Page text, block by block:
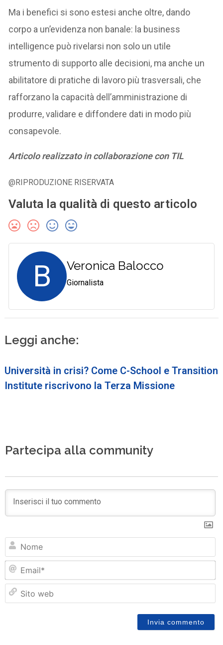
Ma i benefici si sono estesi anche oltre, dando
corpo a un’evidenza non banale: la business
intelligence può rivelarsi non solo un utile
strumento di supporto alle decisioni, ma anche un
abilitatore di pratiche di lavoro più trasversali, che
rafforzano la capacità dell’amministrazione di
produrre, validare e diffondere dati in modo più
consapevole.
Articolo realizzato in collaborazione con TIL
@RIPRODUZIONE RISERVATA
Valuta la qualità di questo articolo
B Veronica Balocco
Giornalista
Leggi anche:
Università in crisi? Come C-School e Transition
Institute riscrivono la Terza Missione
Partecipa alla community